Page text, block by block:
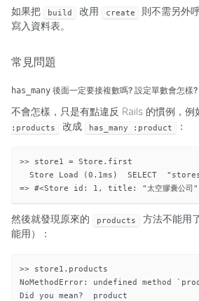
如果把 build 改用 create 則不需另外
寫入資料表。
常見問題
has_many 後面一定要接複數嗎? 設定單數會怎樣?
不會怎樣，只是有點違反 Rails 的慣例，例
:products
改成 has_many :product ：
>> store1 = Store.first
Store Load (0.1ms)  SELECT
然後就發現原來的 products
方法不能用
能用）：
>> store1.products
NoMethodError: undefined method
Did you mean?  product